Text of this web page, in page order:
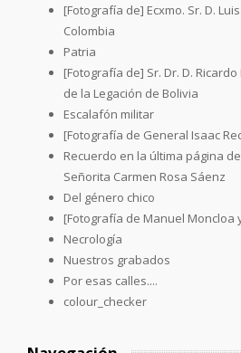
[Fotografía de] Ecxmo. Sr. D.
Colombia
Patria
[Fotografía de] Sr. Dr. D.
de la Legación de Bolivia
Escalafón militar
[Fotografía de General Isaac
Recuerdo en la última página
Señorita Carmen Rosa Sáenz
Del género chico
[Fotografía de Manuel Moncloa
Necrología
Nuestros grabados
Por esas calles....
colour_checker